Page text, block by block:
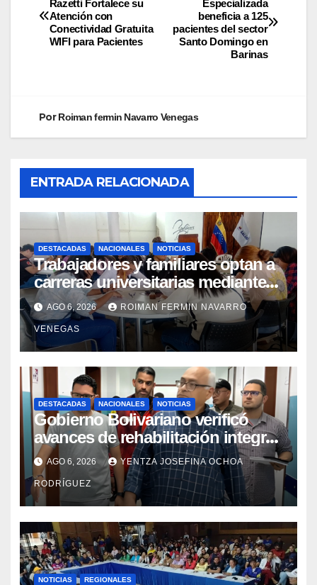
Especializada
beneficia a 125
pacientes del sector
Santo Domingo en
Barinas
Razetti Fortalece su
Atención con
Conectividad Gratuita
WIFI para Pacientes
PorRoiman fermin Navarro Venegas
ENTRADA RELACIONADA
DESTACADAS NACIONALES NOTICIAS
Trabajadores y familiares optan a
carreras universitarias mediante
convenio entre MinSalud y la UCV
AGO 6, 2026 ROIMAN FERMIN NAVARRO
VENEGAS
DESTACADAS NACIONALES NOTICIAS
Gobierno Bolivariano verificó
avances de rehabilitación integral
en el Hospital Dr. José María
Vargas
AGO 6, 2026 YENTZA JOSEFINA OCHOA
RODRÍGUEZ
NOTICIAS REGIONALES